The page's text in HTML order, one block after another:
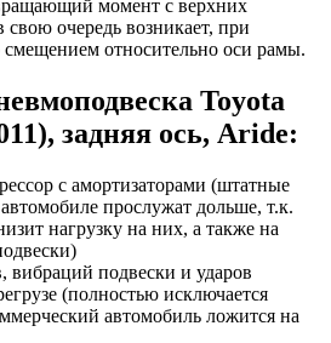
момент с верхних
очередь возникает, при
относительно оси рамы.
Toyota
задняя ось, Aride:
с амортизаторами (штатные
прослужат дольше, т.к.
нагрузку на них, а также на
вибраций подвески и ударов
(полностью исключается
автомобиль ложится на